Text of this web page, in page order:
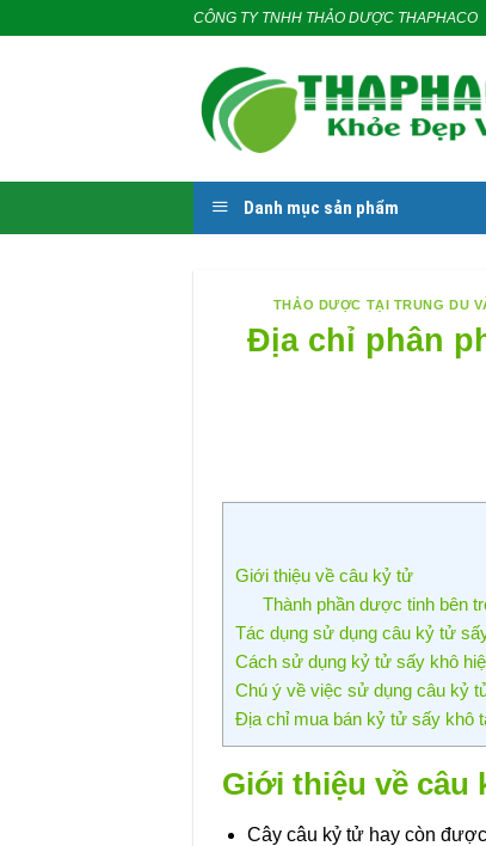
CÔNG TY TNHH THẢO DƯỢC THAPHACO
Danh mục sản phẩm
THẢO DƯỢC TẠI TRUNG DU
Địa chỉ phân
Giới thiệu về câu kỷ tử
Thành phần dược tinh bên
Tác dụng sử dụng câu kỷ tử
Cách sử dụng kỷ tử sấy khô
Chú ý về việc sử dụng câu kỷ
Địa chỉ mua bán kỷ tử sấy khô
Giới thiệu về câu
Cây câu kỷ tử hay còn